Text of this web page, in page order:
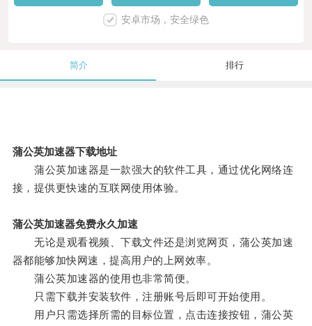
安卓市场，安全绿色
简介 排行
蒲公英加速器下载地址
蒲公英加速器是一款强大的软件工具，通过优化网络连
接，提供更快速的互联网使用体验。
蒲公英加速器免费永久加速
无论是观看视频、下载文件还是浏览网页，蒲公英加速
器都能够加快网速，提高用户的上网效率。
蒲公英加速器的使用也非常简便。
只需下载并安装软件，注册账号后即可开始使用。
用户只需选择所需的目标位置，点击连接按钮，蒲公英